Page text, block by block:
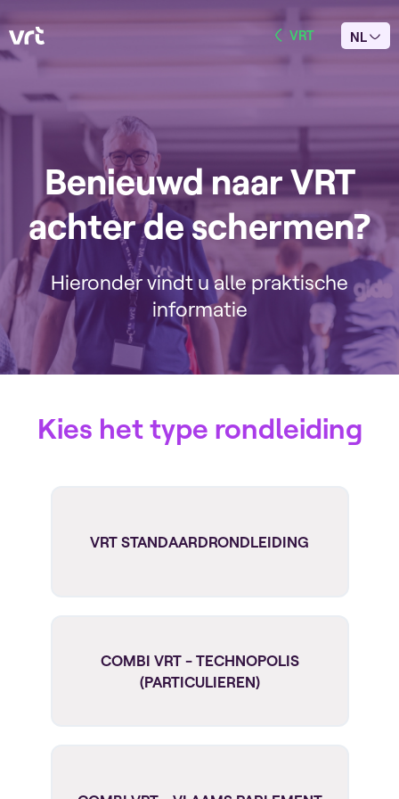
VRT NL
Benieuwd naar VRT
achter de schermen?
Hieronder vindt u alle praktische
informatie
Kies het type rondleiding
VRT STANDAARDRONDLEIDING
COMBI VRT - TECHNOPOLIS
(PARTICULIEREN)